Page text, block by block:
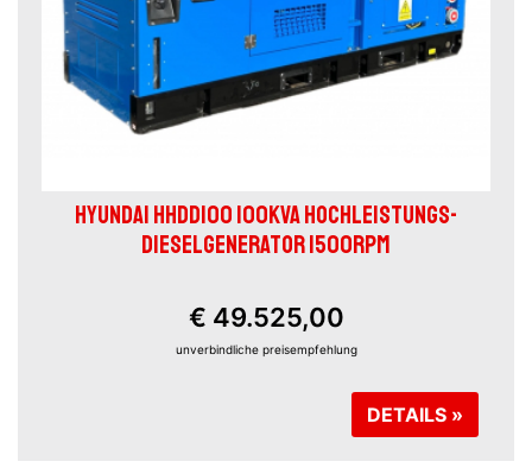
HYUNDAI HHDD100 100KVA HOCHLEISTUNGS-
DIESELGENERATOR 1500RPM
€ 49.525,00
unverbindliche preisempfehlung
DETAILS »